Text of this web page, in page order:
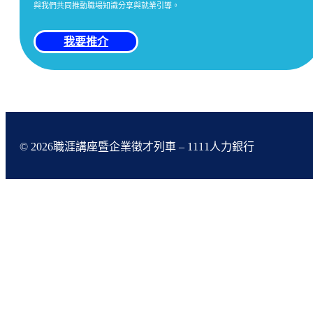
與我們共同推動職場知識分享與就業引導。
我要推介
© 2026職涯講座暨企業徵才列車 – 1111人力銀行